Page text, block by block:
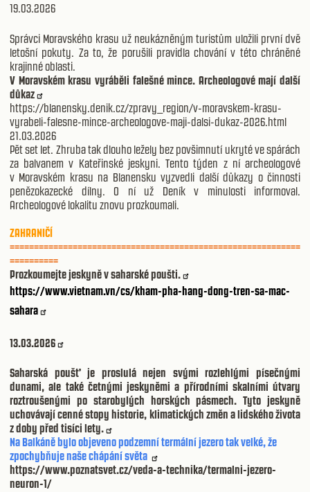
19.03.2026
Správci Moravského krasu už neukázněným turistům uložili první dvě
letošní pokuty. Za to, že porušili pravidla chování v této chráněné
krajinné oblasti.
V Moravském krasu vyráběli falešné mince. Archeologové mají další
důkaz
https://blanensky.denik.cz/zpravy_region/v-moravskem-krasu-
vyrabeli-falesne-mince-archeologove-maji-dalsi-dukaz-2026.html
21.03.2026
Pět set let. Zhruba tak dlouho ležely bez povšimnutí ukryté ve spárách
za balvanem v Kateřinské jeskyni. Tento týden z ní archeologové
v Moravském krasu na Blanensku vyzvedli další důkazy o činnosti
penězokazecké dílny. O ní už Deník v minulosti informoval.
Archeologové lokalitu znovu prozkoumali.
ZAHRANIČÍ
============================================================
==========
Prozkoumejte jeskyně v saharské poušti.
https://www.vietnam.vn/cs/kham-pha-hang-dong-tren-sa-mac-
sahara
13.03.2026
Saharská poušť je proslulá nejen svými rozlehlými písečnými
dunami, ale také četnými jeskyněmi a přírodními skalními útvary
roztroušenými po starobylých horských pásmech. Tyto jeskyně
uchovávají cenné stopy historie, klimatických změn a lidského života
z doby před tisíci lety.
Na Balkáně bylo objeveno podzemní termální jezero tak velké, že
zpochybňuje naše chápání světa
https://www.poznatsvet.cz/veda-a-technika/termalni-jezero-
neuron-1/